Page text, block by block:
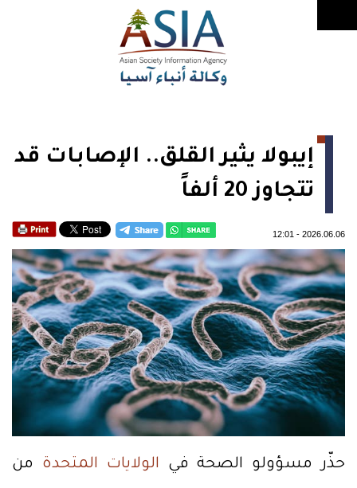
إيبولا يثير القلق.. الإصابات قد
تتجاوز 20 ألفاً
2026.06.06
-
12:01
حذّر مسؤولو الصحة في الولايات المتحدة من